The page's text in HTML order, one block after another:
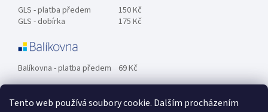
Tento web používá soubory cookie. Dalším procházením
GLS - platba předem
150 Kč
GLS - dobírka
175 Kč
Balíkovna - platba předem 69 Kč